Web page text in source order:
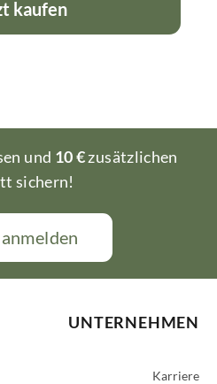
kaufen
und 10 €zusätzlichen
sichern!
UNTERNEHMEN
Karriere